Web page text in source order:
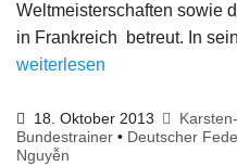
Weltmeisterschaften sowie
in Frankreich betreut. In
weiterlesen
18. Oktober 2013
Bundestrainer • Deutscher
Nguyễn